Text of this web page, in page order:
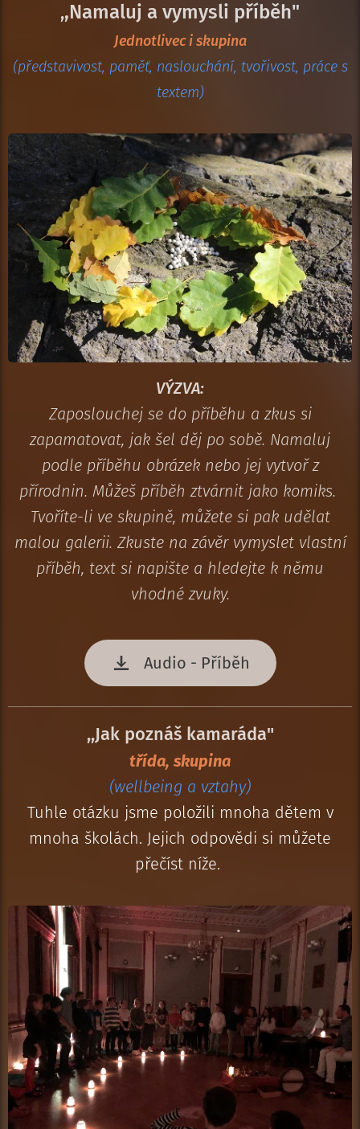
,,Namaluj a vymysli příběh"
Jednotlivec i skupina
(představivost, paměť, naslouchání, tvořivost, práce s
textem)
VÝZVA:
Zaposlouchej se do příběhu a zkus si
zapamatovat, jak šel děj po sobě. Namaluj
podle příběhu obrázek nebo jej vytvoř z
přírodnin. Můžeš příběh ztvárnit jako komiks.
Tvoříte-li ve skupině, můžete si pak udělat
malou galerii. Zkuste na závěr vymyslet vlastní
příběh, text si napište a hledejte k němu
vhodné zvuky.
Audio - Příběh
,,Jak poznáš kamaráda"
třída, skupina
(wellbeing a vztahy)
Tuhle otázku jsme položili mnoha dětem v
mnoha školách. Jejich odpovědi si můžete
přečíst níže.